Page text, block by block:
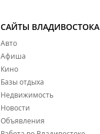
САЙТЫ ВЛАДИВОСТОКА
Авто
Афиша
Кино
Базы отдыха
Недвижимость
Новости
Объявления